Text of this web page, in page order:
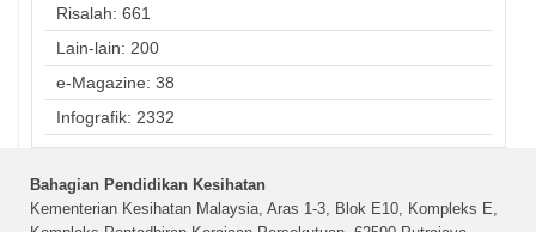
Risalah: 661
Lain-lain: 200
e-Magazine: 38
Infografik: 2332
Bahagian Pendidikan Kesihatan
Kementerian Kesihatan Malaysia, Aras 1-3, Blok E10, Kompleks E,